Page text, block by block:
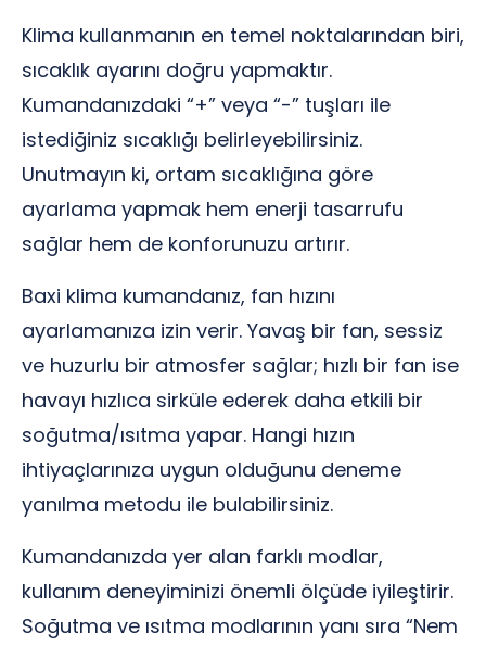
Klima kullanmanın en temel noktalarından biri,
sıcaklık ayarını doğru yapmaktır.
Kumandanızdaki “+” veya “-” tuşları ile
istediğiniz sıcaklığı belirleyebilirsiniz.
Unutmayın ki, ortam sıcaklığına göre
ayarlama yapmak hem enerji tasarrufu
sağlar hem de konforunuzu artırır.
Baxi klima kumandanız, fan hızını
ayarlamanıza izin verir. Yavaş bir fan, sessiz
ve huzurlu bir atmosfer sağlar; hızlı bir fan ise
havayı hızlıca sirküle ederek daha etkili bir
soğutma/ısıtma yapar. Hangi hızın
ihtiyaçlarınıza uygun olduğunu deneme
yanılma metodu ile bulabilirsiniz.
Kumandanızda yer alan farklı modlar,
kullanım deneyiminizi önemli ölçüde iyileştirir.
Soğutma ve ısıtma modlarının yanı sıra “Nem